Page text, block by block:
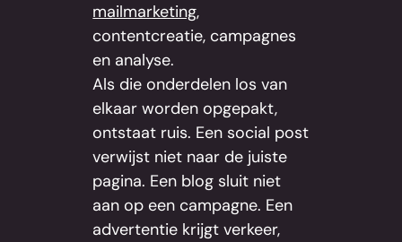
mailmarketing,
contentcreatie, campagnes
en analyse.
Als die onderdelen los van
elkaar worden opgepakt,
ontstaat ruis. Een social post
verwijst niet naar de juiste
pagina. Een blog sluit niet
aan op een campagne. Een
advertentie krijgt verkeer,